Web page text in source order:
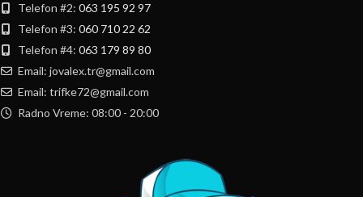
Telefon #2: 063 195 92 97
Telefon #3: 060 710 22 62
Telefon #4: 063 179 89 80
Email: jovalex.tr@gmail.com
Email: trifke72@gmail.com
Radno Vreme: 08:00 - 20:00